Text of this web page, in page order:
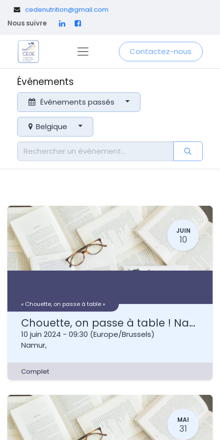
cedenutrition@gmail.com
Nous suivre
Contactez-nous
Événements
Événements passés
Belgique
JUIN
10
« Chouette, on passe à table »
Chouette, on passe à table ! Namur - 2 jours
10 juin 2024 - 09:30 (Europe/Brussels)
Namur,
Complet
MAI
31